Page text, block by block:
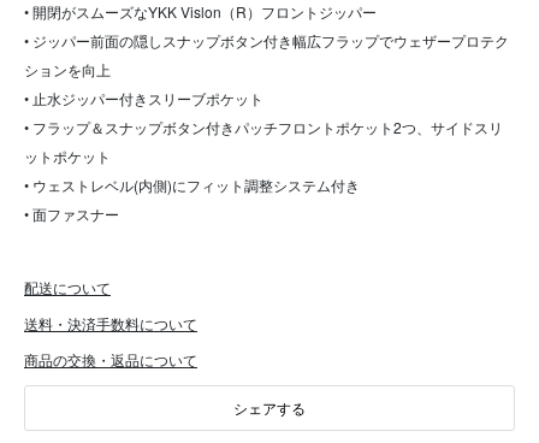
• 開閉がスムーズなYKK Vislon（R）フロントジッパー
• ジッパー前面の隠しスナップボタン付き幅広フラップでウェザープロテク
ションを向上
• 止水ジッパー付きスリーブポケット
• フラップ＆スナップボタン付きパッチフロントポケット2つ、サイドスリ
ットポケット
• ウェストレベル(内側)にフィット調整システム付き
• 面ファスナー
配送について
送料・決済手数料について
商品の交換・返品について
シェアする